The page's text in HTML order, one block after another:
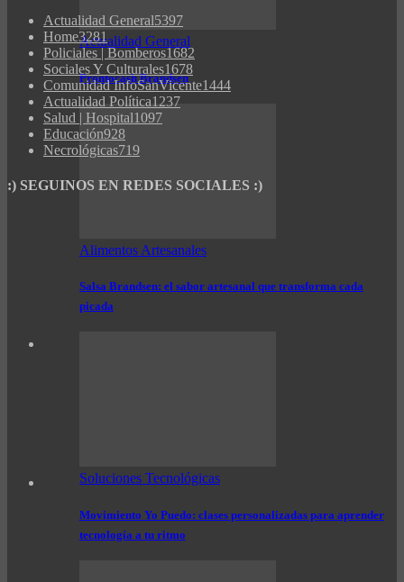
Actualidad General
Prontocash Brandsen
Alimentos Artesanales
Salsa Brandsen: el sabor artesanal que transforma cada
picada
Soluciones Tecnológicas
Movimiento Yo Puedo: clases personalizadas para aprender
tecnología a tu ritmo
Actualidad General5397
Home3281
Policiales | Bomberos1682
Sociales Y Culturales1678
Comunidad InfoSanVicente1444
Actualidad Política1237
Salud | Hospital1097
Educación928
Necrológicas719
:) SEGUINOS EN REDES SOCIALES :)